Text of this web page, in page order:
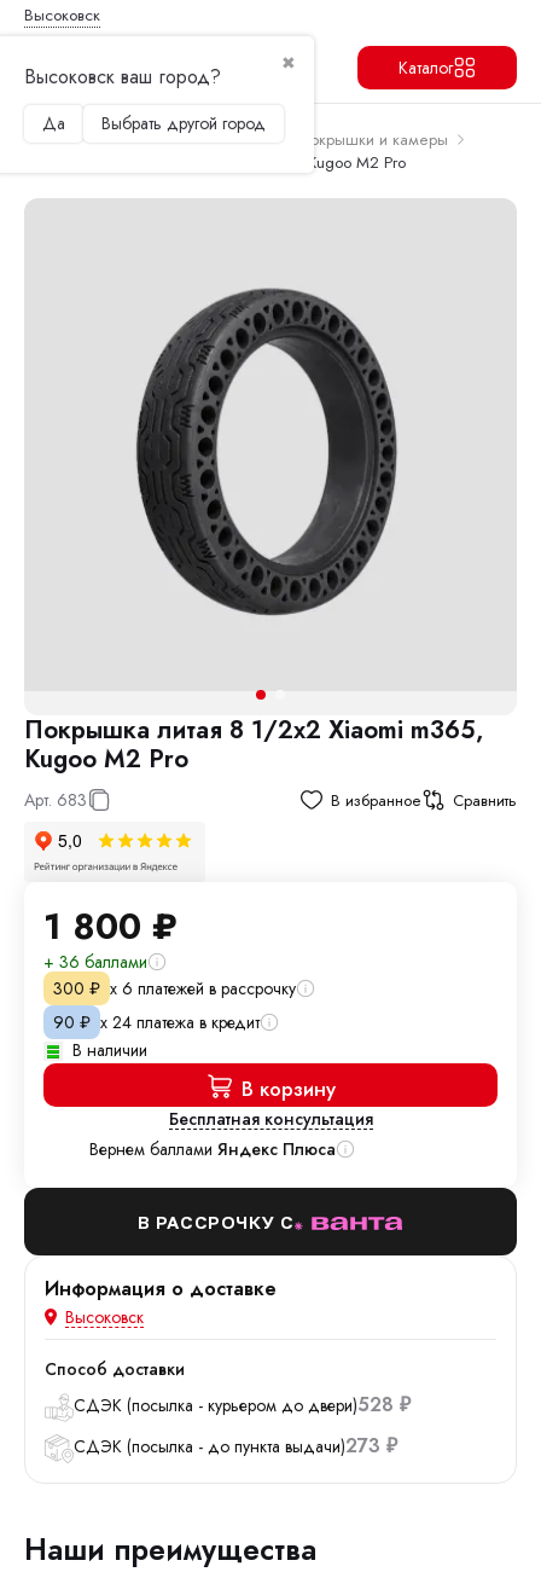
Высоковск
✖
Высоковск ваш город?
Да Выбрать другой город
Каталог
Главная Запчасти и аксессуары
Покрышки и камеры
Покрышка литая 8 1/2х2 Xiaomi m365, Kugoo M2 Pro
Покрышка литая 8 1/2х2 Xiaomi m365,
Kugoo M2 Pro
Арт. 683 В избранное Сравнить
1 800 ₽
+ 36 баллами
300 ₽ х 6 платежей в рассрочку
90 ₽ х 24 платежа в кредит
В наличии
В корзину
Бесплатная консультация
Вернем баллами Яндекс Плюса
В РАССРОЧКУ С
Информация о доставке
Высоковск
Способ доставки
СДЭК (посылка - курьером до двери)528 ₽
СДЭК (посылка - до пункта выдачи)273 ₽
Наши преимущества
Продолжить Перейти в корзину